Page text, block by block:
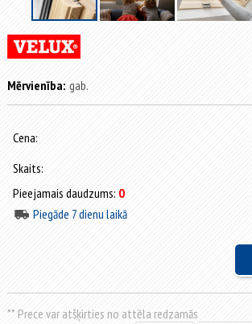
Mērvienība: gab.
Cena:
Skaits:
Pieejamais daudzums: 0
Piegāde 7 dienu laikā
** Prece var atšķirties no attēla redzamās